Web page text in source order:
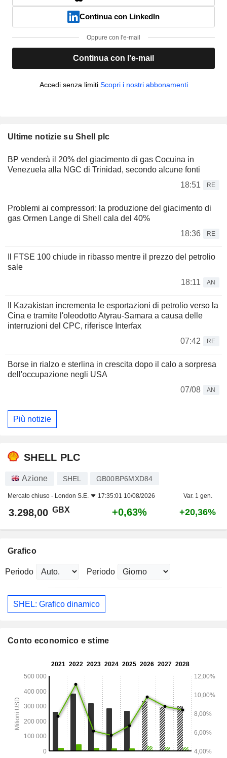
Continua con LinkedIn
Oppure con l'e-mail
Continua con l'e-mail
Accedi senza limiti Scopri i nostri abbonamenti
Ultime notizie su Shell plc
BP venderà il 20% del giacimento di gas Cocuina in
Venezuela alla NGC di Trinidad, secondo alcune fonti
18:51
RE
Problemi ai compressori: la produzione del giacimento di
gas Ormen Lange di Shell cala del 40%
18:36
RE
Il FTSE 100 chiude in ribasso mentre il prezzo del petrolio
sale
18:11
AN
Il Kazakistan incrementa le esportazioni di petrolio verso la
Cina e tramite l'oleodotto Atyrau-Samara a causa delle
interruzioni del CPC, riferisce Interfax
07:42
RE
Borse in rialzo e sterlina in crescita dopo il calo a sorpresa
dell'occupazione negli USA
07/08
AN
Più notizie
SHELL PLC
Azione SHEL GB00BP6MXD84
Mercato chiuso - London S.E. 17:35:01 10/08/2026 Var. 1 gen.
3.298,00 GBX +0,63% +20,36%
Grafico
Periodo Periodo
SHEL: Grafico dinamico
Conto economico e stime